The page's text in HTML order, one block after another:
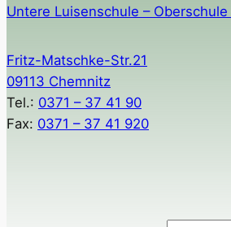
Untere Luisenschule –
Fritz-Matschke-Str.21
09113 Chemnitz
Tel.: 0371 – 37 41 90
Fax: 0371 – 37 41 920